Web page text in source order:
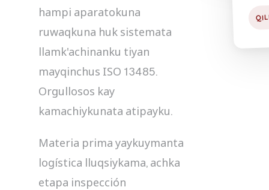
hampi aparatokuna
ruwaqkuna huk sistemata
llamk'achinanku tiyan
mayqinchus ISO 13485.
Orgullosos kay
kamachiykunata atipayku.
Materia prima yaykuymanta
logística lluqsiykama, achka
etapa inspección